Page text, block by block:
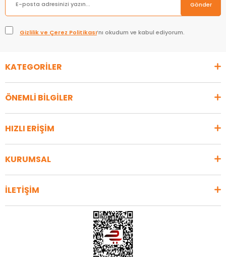
Gönder
Gizlilik ve Çerez Politikası’nı okudum ve kabul ediyorum.
KATEGORİLER
ÖNEMLİ BİLGİLER
HIZLI ERİŞİM
KURUMSAL
İLETİŞİM